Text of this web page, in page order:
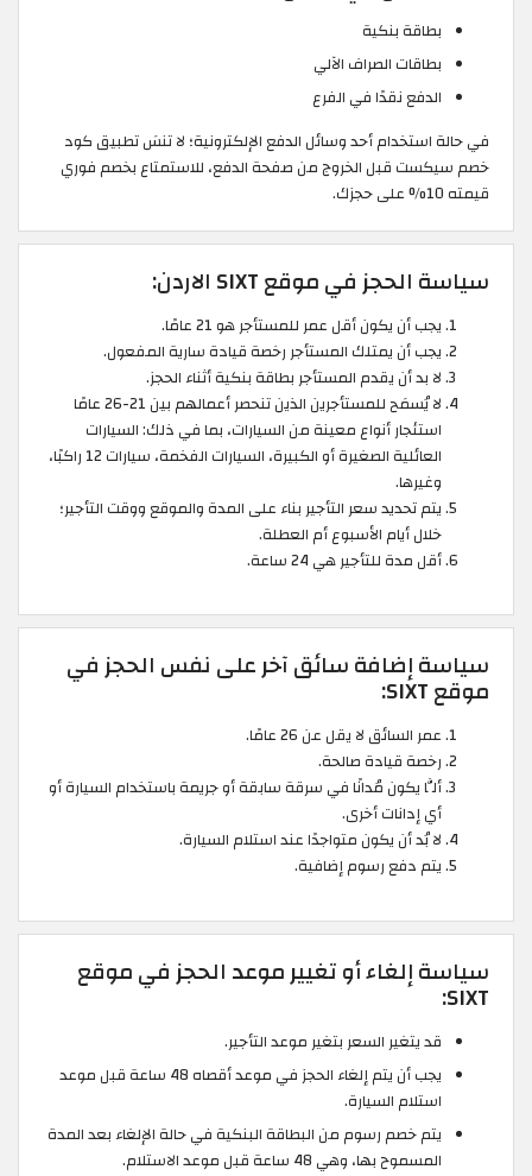
بطاقة بنكية
بطاقات الصراف الآلي
الدفع نقدًا في الفرع
في حالة استخدام أحد وسائل الدفع الإلكترونية؛ لا تنسَ تطبيق كود
خصم سيكست قبل الخروج من صفحة الدفع، للاستمتاع بخصم فوري
قيمته 10% على حجزك.
سياسة الحجز في موقع SIXT الاردن:
يجب أن يكون أقل عمر للمستأجر هو 21 عامًا.
يجب أن يمتلك المستأجر رخصة قيادة سارية المفعول.
لا بد أن يقدم المستأجر بطاقة بنكية أثناء الحجز.
لا يُسمَح للمستأجرين الذين تنحصر أعمالهم بين 21-26 عامًا
استئجار أنواع معينة من السيارات، بما في ذلك: السيارات
العائلية الصغيرة أو الكبيرة، السيارات الفخمة، سيارات 12 راكبًا،
وغيرها.
يتم تحديد سعر التأجير بناء على المدة والموقع ووقت التأجير؛
خلال أيام الأسبوع أم العطلة.
أقل مدة للتأجير هي 24 ساعة.
سياسة إضافة سائق آخر على نفس الحجز في
موقع SIXT:
عمر السائق لا يقل عن 26 عامًا.
رخصة قيادة صالحة.
ألَّا يكون مُدانًا في سرقة سابقة أو جريمة باستخدام السيارة أو
أي إدانات أخرى.
لا بُد أن يكون متواجدًا عند استلام السيارة.
يتم دفع رسوم إضافية.
سياسة إلغاء أو تغيير موعد الحجز في موقع
SIXT:
قد يتغير السعر بتغير موعد التأجير.
يجب أن يتم إلغاء الحجز في موعد أقصاه 48 ساعة قبل موعد
استلام السيارة.
يتم خصم رسوم من البطاقة البنكية في حالة الإلغاء بعد المدة
المسموح بها، وهي 48 ساعة قبل موعد الاستلام.